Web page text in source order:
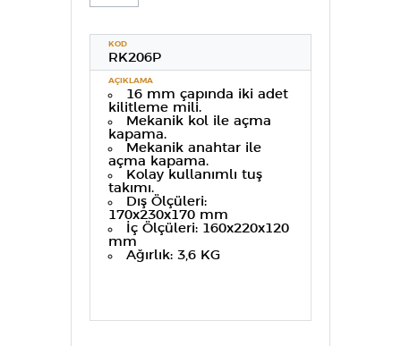
KOD
RK206P
AÇIKLAMA
16 mm çapında iki adet
kilitleme mili.
Mekanik kol ile açma
kapama.
Mekanik anahtar ile
açma kapama.
Kolay kullanımlı tuş
takımı.
Dış Ölçüleri:
170x230x170 mm
İç Ölçüleri: 160x220x120
mm
Ağırlık: 3,6 KG